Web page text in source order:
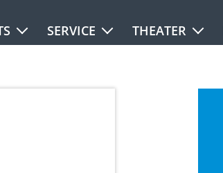
SERVICE THEATER